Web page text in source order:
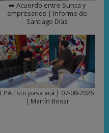
➡️ Acuerdo entre Sunca y
empresarios | Informe de
Santiago Díaz
EPA Esto pasa acá | 07-08-2026
| Martín Bossi